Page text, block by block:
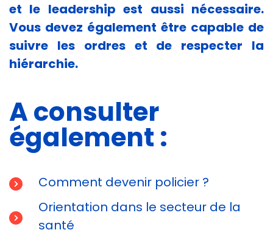
et le leadership est aussi nécessaire.
Vous devez également être capable de
suivre les ordres et de respecter la
hiérarchie.
A consulter
également :
Comment devenir policier ?
Orientation dans le secteur de la
santé